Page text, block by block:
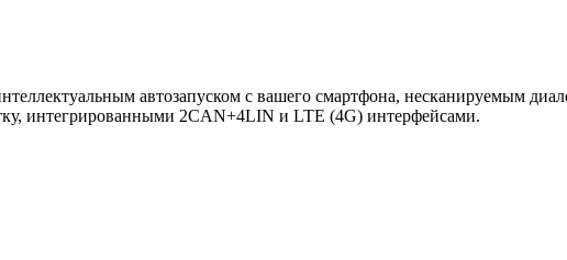
автозапуском с вашего смартфона, несканируемым
интегрированными 2CAN+4LIN и LTE (4G) интерфейсами.